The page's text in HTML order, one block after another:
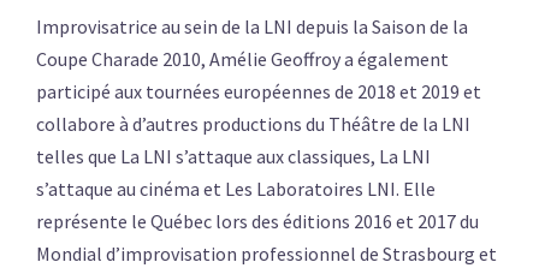
Improvisatrice au sein de la LNI depuis la Saison de la
Coupe Charade 2010, Amélie Geoffroy a également
participé aux tournées européennes de 2018 et 2019 et
collabore à d’autres productions du Théâtre de la LNI
telles que La LNI s’attaque aux classiques, La LNI
s’attaque au cinéma et Les Laboratoires LNI. Elle
représente le Québec lors des éditions 2016 et 2017 du
Mondial d’improvisation professionnel de Strasbourg et ​​